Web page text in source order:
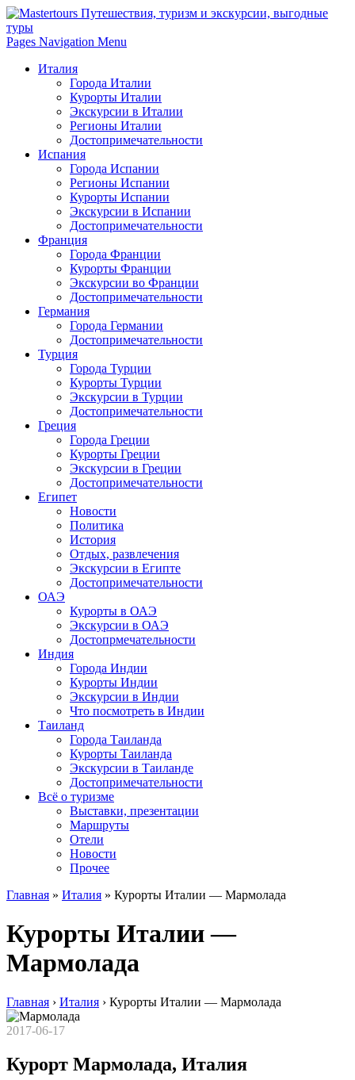
Pages Navigation Menu
Италия
Города Италии
Курорты Италии
Экскурсии в Италии
Регионы Италии
Достопримечательности
Испания
Города Испании
Регионы Испании
Курорты Испании
Экскурсии в Испании
Достопримечательности
Франция
Города Франции
Курорты Франции
Экскурсии во Франции
Достопримечательности
Германия
Города Германии
Достопримечательности
Турция
Города Турции
Курорты Турции
Экскурсии в Турции
Достопримечательности
Греция
Города Греции
Курорты Греции
Экскурсии в Греции
Достопримечательности
Египет
Новости
Политика
История
Отдых, развлечения
Экскурсии в Египте
Достопримечательности
ОАЭ
Курорты в ОАЭ
Экскурсии в ОАЭ
Достопрмечательности
Индия
Города Индии
Курорты Индии
Экскурсии в Индии
Что посмотреть в Индии
Таиланд
Города Таиланда
Курорты Таиланда
Экскурсии в Таиланде
Достопримечательности
Всё о туризме
Выставки, презентации
Маршруты
Отели
Новости
Прочее
Главная » Италия » Курорты Италии — Мармолада
Курорты Италии —
Мармолада
Главная › Италия › Курорты Италии — Мармолада
2017-06-17
Курорт Мармолада, Италия